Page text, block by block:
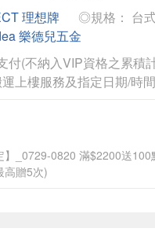
理想牌 ◎規格： 台
樂德兒五金
付(不納入VIP資格之累積
上樓服務及指定日期/時
】_0729-0820 滿$2200送
高贈5次)